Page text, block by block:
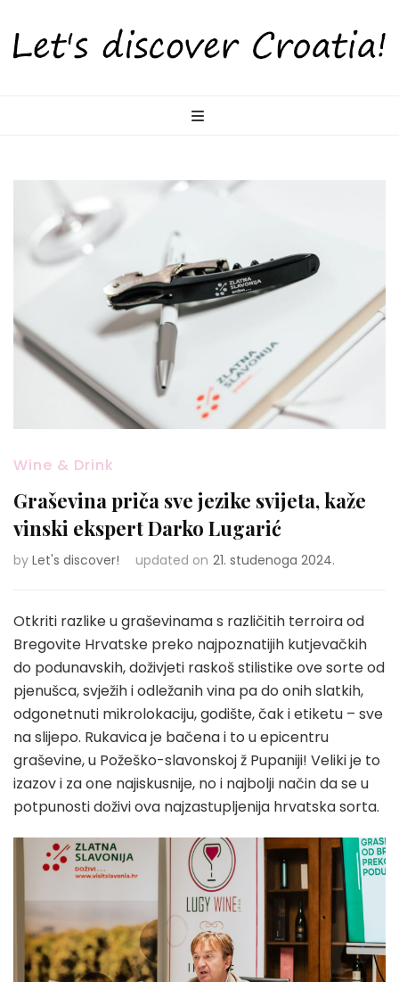
Wine & Drink
Graševina priča sve jezike svijeta, kaže
vinski ekspert Darko Lugarić
by Let's discover! updated on 21. studenoga 2024.
Otkriti razlike u graševinama s različitih terroira od
Bregovite Hrvatske preko najpoznatijih kutjevačkih
do podunavskih, doživjeti raskoš stilistike ove sorte od
pjenušca, svježih i odležanih vina pa do onih slatkih,
odgonetnuti mikrolokaciju, godište, čak i etiketu – sve
na slijepo. Rukavica je bačena i to u epicentru
graševine, u Požeško-slavonskoj ž Pupaniji! Veliki je to
izazov i za one najiskusnije, no i najbolji način da se u
potpunosti doživi ova najzastupljenija hrvatska sorta.